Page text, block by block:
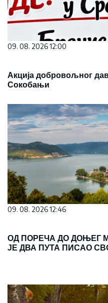
09. 08. 2026 12:00
Акција добровољног
Сокобањи
09. 08. 2026 12:46
ОД ПОРЕЧА ДО ДОЊЕГ
ЈЕ ДВА ПУТА ПИСАО